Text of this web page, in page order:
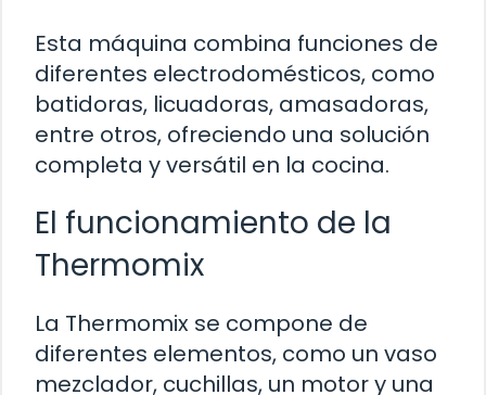
Esta máquina combina funciones de
diferentes electrodomésticos, como
batidoras, licuadoras, amasadoras,
entre otros, ofreciendo una solución
completa y versátil en la cocina.
El funcionamiento de la
Thermomix
La Thermomix se compone de
diferentes elementos, como un vaso
mezclador, cuchillas, un motor y una